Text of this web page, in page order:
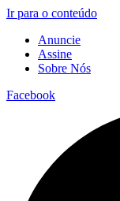
Ir para o conteúdo
Anuncie
Assine
Sobre Nós
Facebook